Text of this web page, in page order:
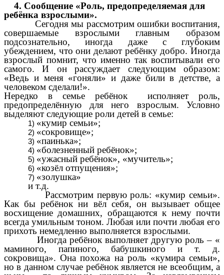
4. Сообщение «Роль, предопределяемая для
ребёнка взрослыми».
Сегодня мы рассмотрим ошибки воспитания,
совершаемые взрослыми главным образом
подсознательно, иногда даже с глубоким
убеждением, что они делают ребёнку добро. Иногда
взрослый помнит, что именно так воспитывали его
самого. И он рассуждает следующим образом:
«Ведь и меня «гоняли» и даже били в детстве, а
человеком сделали!».
Нередко в семье ребёнок исполняет роль,
предопределённую для него взрослым. Условно
выделяют следующие роли детей в семье:
«кумир семьи»;
«сокровище»;
«паинька»;
«болезненный ребёнок»;
«ужасный ребёнок», «мучитель»;
«козёл отпущения»;
«золушка»
и т.д.
Рассмотрим первую роль: «кумир семьи».
Как бы ребёнок ни вёл себя, он вызывает общее
восхищение домашних, обращаются к нему почти
всегда умильным тоном. Любая или почти любая его
прихоть немедленно выполняется взрослыми.
Иногда ребёнок выполняет другую роль – «
маминого, папиного, бабушкиного и т. д.
сокровища». Она похожа на роль «кумира семьи»,
но в данном случае ребёнок является не всеобщим, а